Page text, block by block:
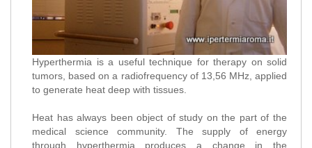
Hyperthermia is a useful technique for therapy on solid
tumors, based on a radiofrequency of 13,56 MHz, applied
to generate heat deep with tissues.
Heat has always been object of study on the part of the
medical science community. The supply of energy
through hyperthermia produces a change in the